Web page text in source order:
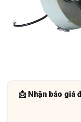
📩 Nhận báo giá